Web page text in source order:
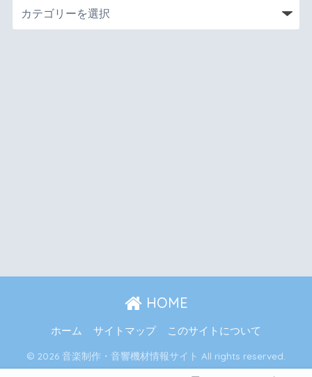
HOME
ホーム サイトマップ このサイトについて
© 2026 音楽制作・音響機材情報サイト All rights reserved.